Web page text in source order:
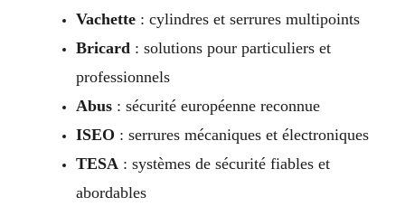
Vachette: cylindres et serrures multipoints
Bricard : solutions pour particuliers et
professionnels
Abus: sécurité européenne reconnue
ISEO : serrures mécaniques et électroniques
TESA : systèmes de sécurité fiables et
abordables